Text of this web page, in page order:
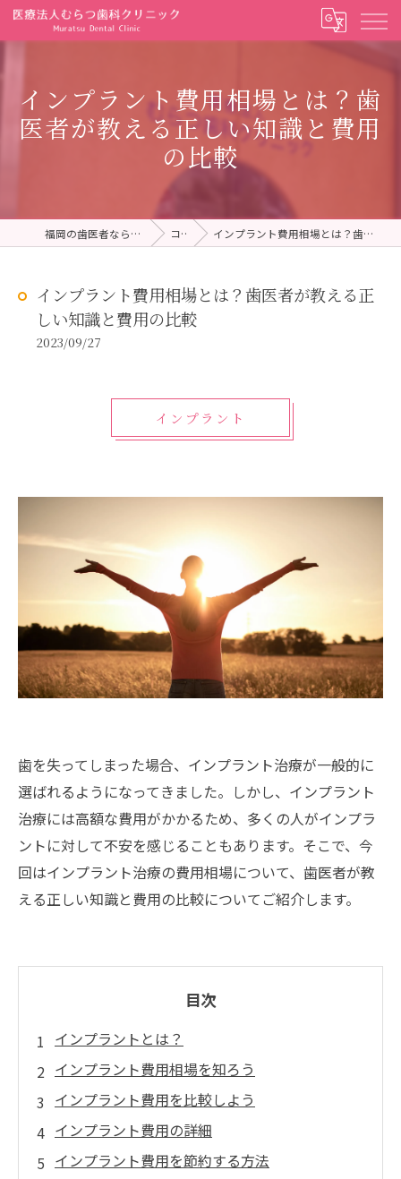
インプラント費用相場とは？歯
医者が教える正しい知識と費用
の比較
福岡の歯医者ならむらつ歯科クリニック コラム インプラント費用相場とは？歯医者が教える正しい知識と費用の比較
インプラント費用相場とは？歯医者が教える正
しい知識と費用の比較
2023/09/27
インプラント
歯を失ってしまった場合、インプラント治療が一般的に
選ばれるようになってきました。しかし、インプラント
治療には高額な費用がかかるため、多くの人がインプラ
ントに対して不安を感じることもあります。そこで、今
回はインプラント治療の費用相場について、歯医者が教
える正しい知識と費用の比較についてご紹介します。
目次
インプラントとは？
インプラント費用相場を知ろう
インプラント費用を比較しよう
インプラント費用の詳細
インプラント費用を節約する方法